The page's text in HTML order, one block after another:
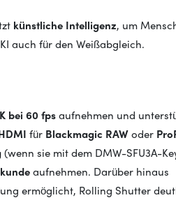
künstliche Intelligenz, um
auch für den Weißabgleich.
bei 60 fpsaufnehmen und
für Blackmagic RAWoder
(wenn sie mit dem DMW-SFU3A-
aufnehmen. Darüber hinaus
ermöglicht, Rolling Shutter